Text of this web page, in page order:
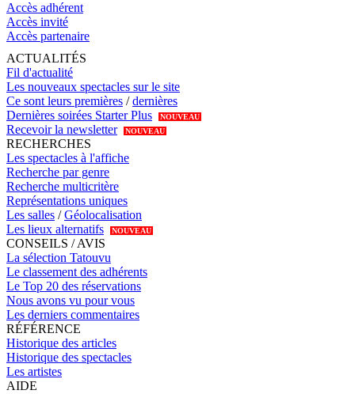
Accès adhérent
Accès invité
Accès partenaire
ACTUALITÉS
Fil d'actualité
Les nouveaux spectacles sur le site
Ce sont leurs premières /dernières
Dernières soirées Starter Plus
NOUVEAU
Recevoir la newsletter NOUVEAU
RECHERCHES
Les spectacles à l'affiche
Recherche par genre
Recherche multicritère
Représentations uniques
Les salles /Géolocalisation
Les lieux alternatifs
NOUVEAU
CONSEILS / AVIS
La sélection Tatouvu
Le classement des adhérents
Le Top 20 des réservations
Nous avons vu pour vous
Les derniers commentaires
RÉFÉRENCE
Historique des articles
Historique des spectacles
Les artistes
AIDE